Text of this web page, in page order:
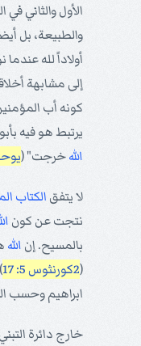
الأول والثاني
والطبيعة، بل
أولاداً لله
إلى مشابهة
كونه أب
يرتبط هو فيه
اللهخرجت" (يوحنا
لا يتفق الكتاب
نتجت عن كون
بالمسيح. إن الله
(2كورنثوس 5: 17
ابراهيم وحسب
خارج دائرة